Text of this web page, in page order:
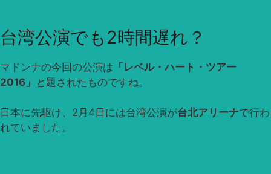
台湾公演でも2時間遅れ？
マドンナの今回の公演は 「レベル・ハート・ツアー
2016」 と題されたものですね。
日本に先駆け、2月4日には台湾公演が台北アリーナで行わ
れていました。